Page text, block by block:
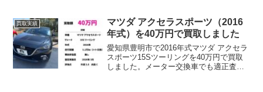
買取実績
マツダ アクセラスポーツ（2016
年式）を40万円で買取しました
愛知県豊明市で2016年式マツダ アクセラ
スポーツ15Sツーリングを40万円で買取
しました。メーター交換車でも適正査